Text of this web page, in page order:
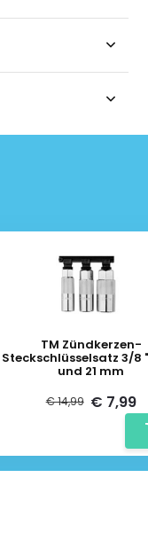
TM Zündkerzen-
Steckschlüsselsatz 3/8
und 21 mm
€ 14,99 € 7,99